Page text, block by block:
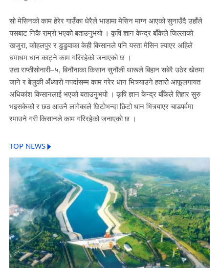
सो मेसिनको काम हेरेर गाउँका धेरैले भाडामा मेसिन माग्न आएको सुनाउँदै उहाँले
यसबाट निकै राम्रो भएको बताउनुभयो । कृषि ज्ञान केन्द्र बाँकेले जिल्लाको
खजुरा, कोहलपुर र डुडुवाका केही किसानले पनि यस्ता मेसिन ल्याएर अहिले
धमाधम धान काट्ने काम गरिरहेको जनाएको छ ।
उता राप्तीसोनारी–५, बिनौनाका किसान सुनौली थारूले बिहान सबेरै उठेर खेतमा
जाने र बेलुकी अँध्यारो नपर्दासम्म काम गरेर धान भित्र्याउने हतारो आफूलगायत
अधिकांश किसानलाई भएको बताउनुभयो । कृषि ज्ञान केन्द्र बाँकेले तिहार सुरु
भइसकेको र छठ आउनै लागेकाले छिटोभन्दा छिटो धान भित्र्याएर चाडपर्वमा
रमाउने गरी किसानले काम गरिरहेको जनाएको छ ।
TOP NEWS